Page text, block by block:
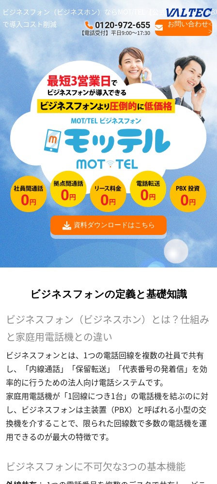
ビジネスフォン（ビジネスホン）ならMOT/TEL【公式】｜クラウド
で導入コスト削減
0120-972-655
【電話受付】平日9:00～17:30
お問い合わせ<
>
資料ダウンロードはこちら
ビジネスフォンの定義と基礎知識
ビジネスフォン（ビジネスホン）とは？仕組み
と家庭用電話機との違い
ビジネスフォンとは、1つの電話回線を複数の社員で共有
し、「内線通話」「保留転送」「代表番号の発着信」を効
率的に行うための法人向け電話システムです。
家庭用電話機が「1回線につき1台」の電話機を結ぶのに対
し、ビジネスフォンは主装置（PBX）と呼ばれる小型の交
換機を介することで、限られた回線数で多数の電話機を運
用できるのが最大の特徴です。
ビジネスフォンに不可欠な3つの基本機能